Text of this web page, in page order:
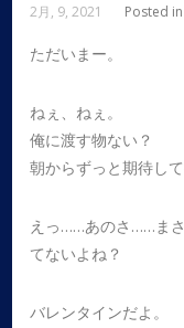
2月, 9, 2021 Posted
ただいまー。
ねぇ、ねぇ。
俺に渡す物ない？
朝からずっと期待し
えっ……あのさ……ま
てないよね？
バレンタインだよ。